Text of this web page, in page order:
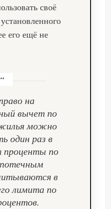
своё
его ещё не
на
вычет по
можно
один раз в
по
в
лимита по